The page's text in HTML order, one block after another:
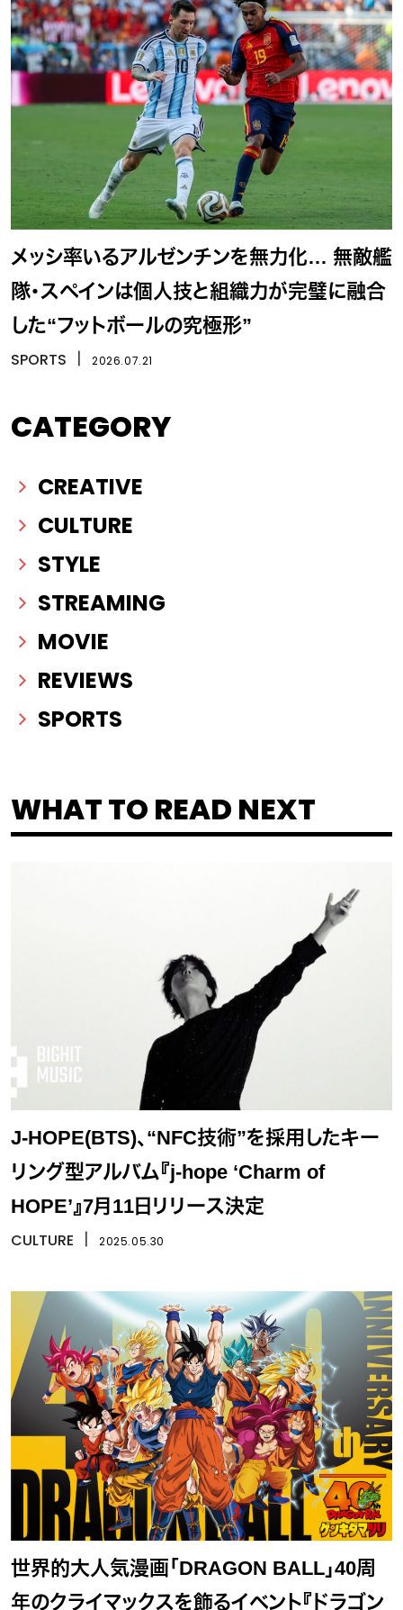
メッシ率いるアルゼンチンを無力化… 無敵艦
隊・スペインは個人技と組織力が完璧に融合
した“フットボールの究極形”
SPORTS 2026.07.21
CATEGORY
CREATIVE
CULTURE
STYLE
STREAMING
MOVIE
REVIEWS
SPORTS
WHAT TO READ NEXT
J-HOPE(BTS)、“NFC技術”を採用したキー
リング型アルバム『j-hope ‘Charm of
HOPE’』7月11日リリース決定
CULTURE 2025.05.30
世界的大人気漫画「DRAGON BALL」40周
年のクライマックスを飾るイベント『ドラゴン